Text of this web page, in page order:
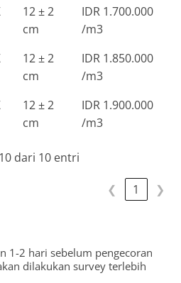
12 ± 2
cm
IDR 1.700.000
/m3
12 ± 2
cm
IDR 1.850.000
/m3
12 ± 2
cm
IDR 1.900.000
/m3
dari 10 entri
❮ 1 ❯
1-2 hari sebelum pengecoran
dilakukan survey terlebih